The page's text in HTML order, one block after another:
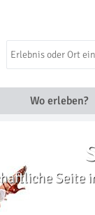
Wo erleben?
Seite